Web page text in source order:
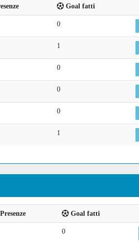
Goal fatti
0
1
0
0
0
1
Presenze Goal fatti
0